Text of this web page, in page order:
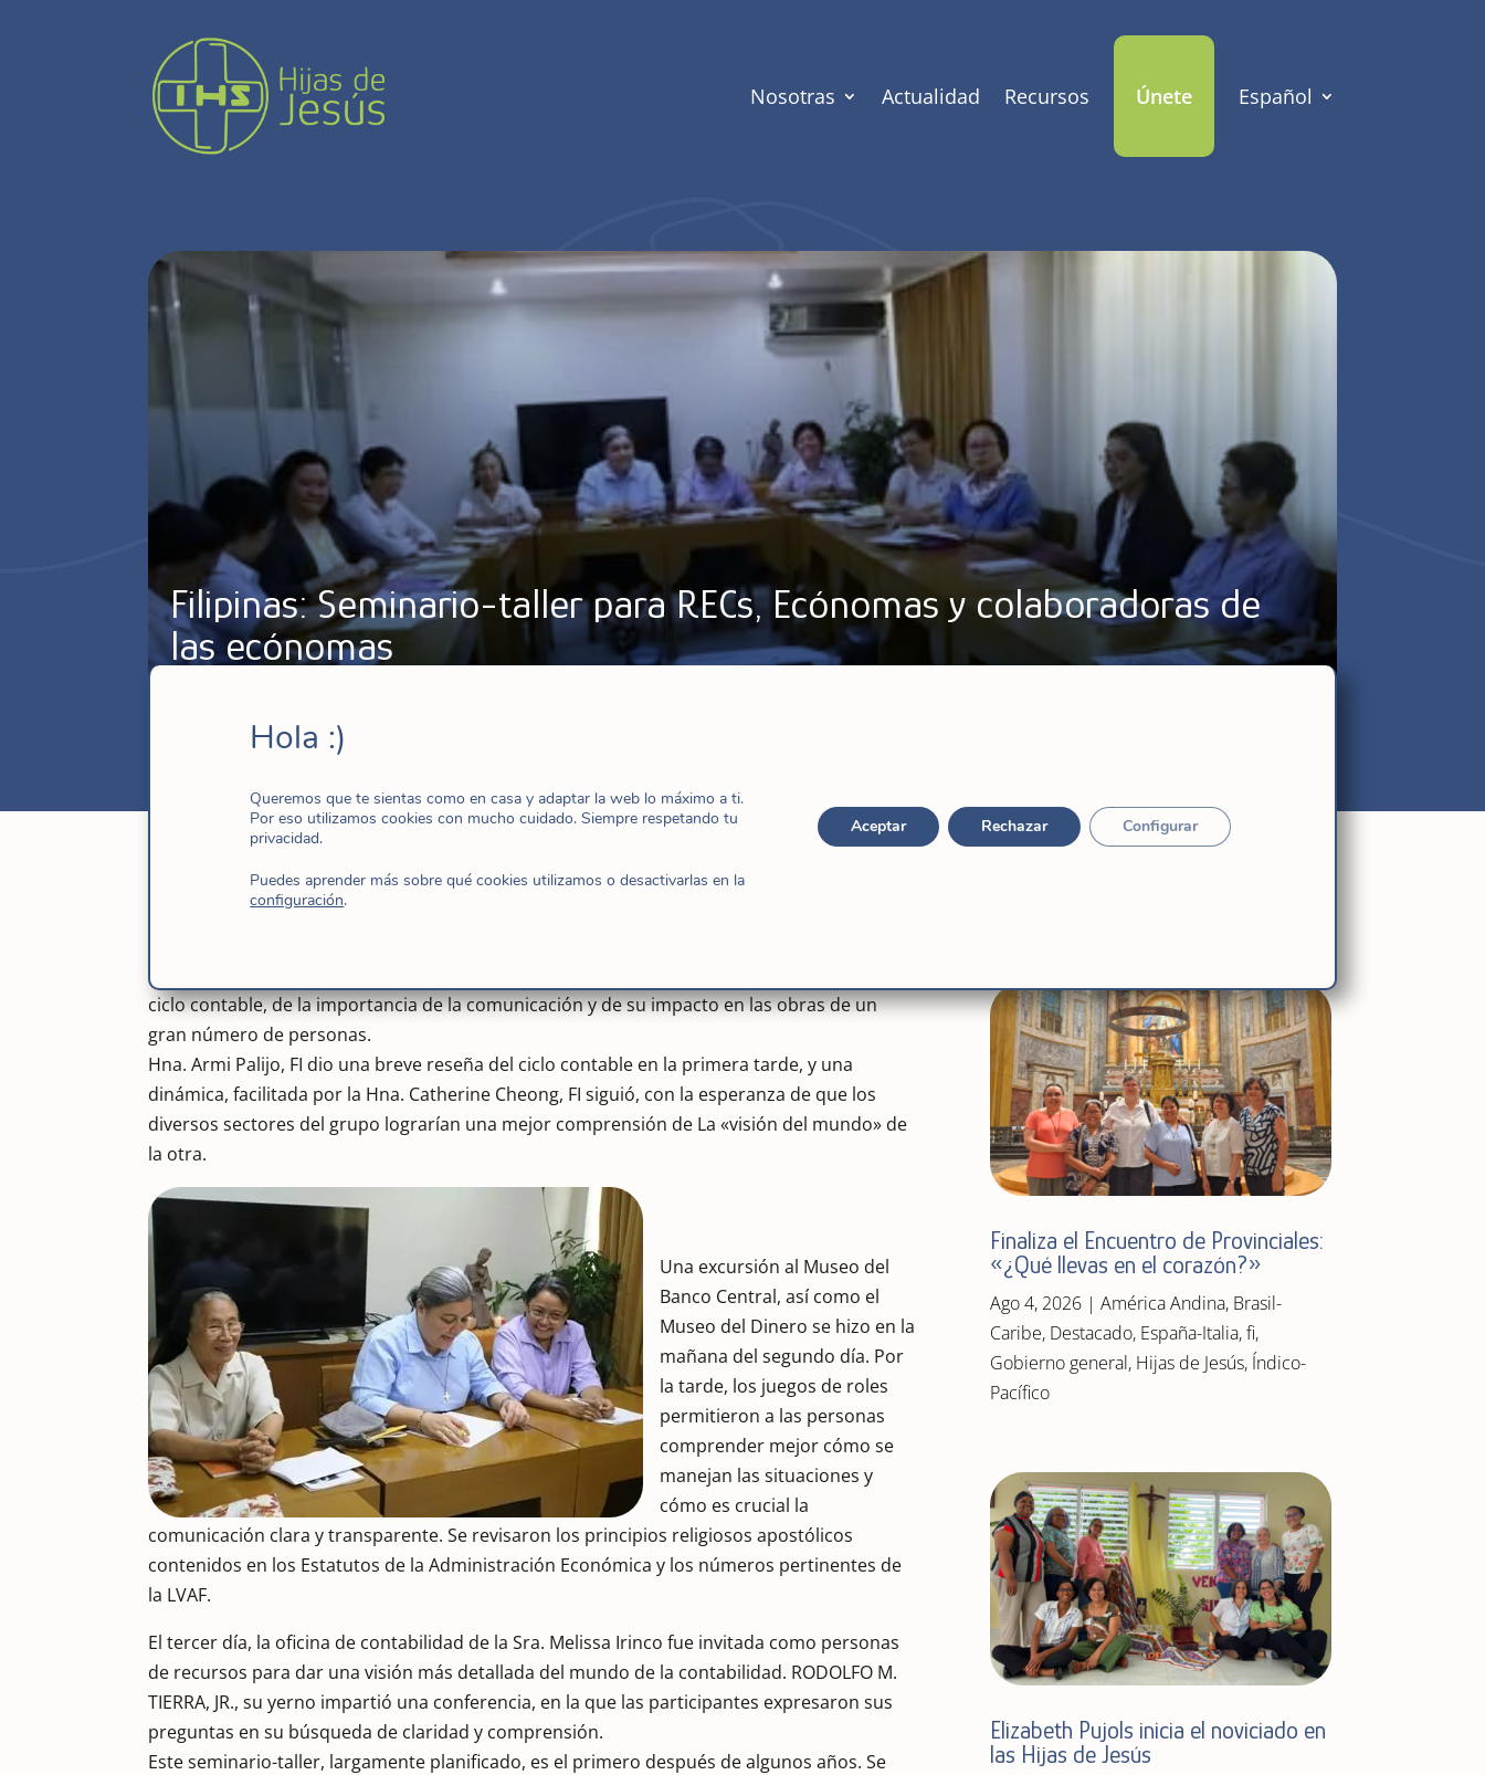
Nosotras Actualidad Recursos Únete Español
Filipinas: Seminario-taller para RECs, Ecónomas y colaboradoras de
las ecónomas
Desde el pasado 27 hasta el 29 de octubre, el Consejo para Asuntos Económicos organizó
que quienes asistieran al seminario tuvieran una perspectiva mejor y más amplia de todo el
ciclo contable, de la importancia de la comunicación y de su impacto en las obras de un
gran número de personas.
Hna. Armi Palijo, FI dio una breve reseña del ciclo contable en la primera tarde, y una
dinámica, facilitada por la Hna. Catherine Cheong, FI siguió, con la esperanza de que los
diversos sectores del grupo lograrían una mejor comprensión de La «visión del mundo» de
la otra.
Una excursión al Museo del
Banco Central, así como el
Museo del Dinero se hizo en la
mañana del segundo día. Por
la tarde, los juegos de roles
permitieron a las personas
comprender mejor cómo se
manejan las situaciones y
cómo es crucial la
comunicación clara y transparente. Se revisaron los principios religiosos apostólicos
contenidos en los Estatutos de la Administración Económica y los números pertinentes de
la LVAF.
El tercer día, la oficina de contabilidad de la Sra. Melissa Irinco fue invitada como personas
de recursos para dar una visión más detallada del mundo de la contabilidad. RODOLFO M.
TIERRA, JR., su yerno impartió una conferencia, en la que las participantes expresaron sus
preguntas en su búsqueda de claridad y comprensión.
Este seminario-taller, largamente planificado, es el primero después de algunos años. Se
Finaliza el Encuentro de Provinciales:
«¿Qué llevas en el corazón?»
Ago 4, 2026| América Andina, Brasil-
Caribe, Destacado, España-Italia,fi,
Gobierno general, Hijas de Jesús, Índico-
Pacífico
Elizabeth Pujols inicia el noviciado en
las Hijas de Jesús
Hola :)
Queremos que te sientas como en casa y adaptar la web lo máximo a ti.
Por eso utilizamos cookies con mucho cuidado. Siempre respetando tu
privacidad.
Puedes aprender más sobre qué cookies utilizamos o desactivarlas en la
configuración.
Aceptar Rechazar Configurar